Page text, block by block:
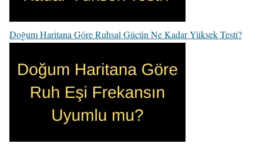
Doğum Haritana Göre Ruhsal Gücün Ne Kadar Yüksek Testi?